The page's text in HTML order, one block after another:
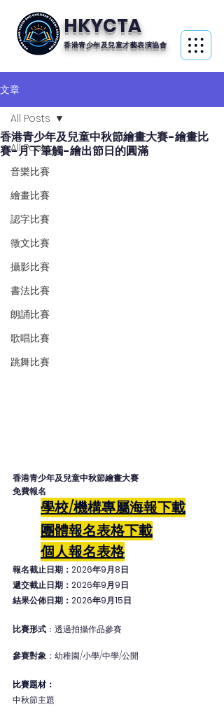
HKYCTA
香港青少年及兒童才藝表演協會
文章
All Posts
音樂比賽
繪畫比賽
認字比賽
徵文比賽
攝影比賽
書法比賽
朗誦比賽
歌唱比賽
跳舞比賽
All Posts
香港青少年及兒童中秋節繪畫大賽-繪畫比
賽-月下筆觸-繪出節日的圓滿
香港青少年及兒童中秋節繪畫大賽
免費報名
學校/機構專屬海報下載
團體報名表格下載
個人報名表格
報名截止日期：2026年9月8日
遞交截止日期：2026年9月9日
結果公佈日期：2026年9月15日
比賽形式 ：透過拍攝作品參賽
參賽對象 ：幼稚園/小學/中學/公開
比賽題材：
中秋節主題